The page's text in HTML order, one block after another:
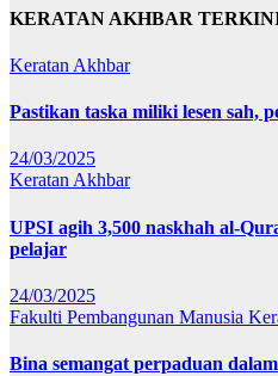
KERATAN AKHBAR
Keratan Akhbar
Pastikan taska miliki lesen sah,
24/03/2025
Keratan Akhbar
UPSI agih 3,500 naskhah al-
pelajar
24/03/2025
Fakulti Pembangunan Manusia
Bina semangat perpaduan